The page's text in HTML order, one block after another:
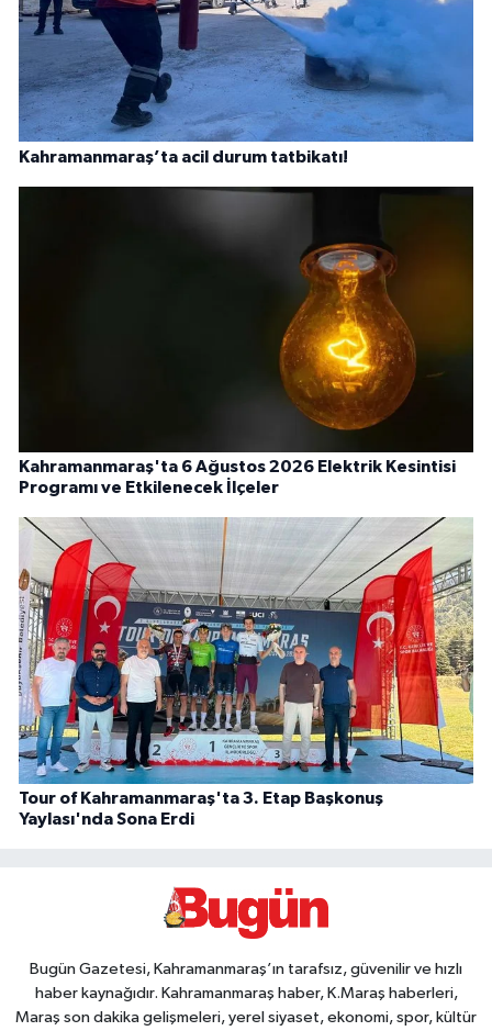
Kahramanmaraş’ta acil durum tatbikatı!
Kahramanmaraş'ta 6 Ağustos 2026 Elektrik Kesintisi
Programı ve Etkilenecek İlçeler
Tour of Kahramanmaraş'ta 3. Etap Başkonuş
Yaylası'nda Sona Erdi
Bugün Gazetesi, Kahramanmaraş’ın tarafsız, güvenilir ve hızlı
haber kaynağıdır. Kahramanmaraş haber, K.Maraş haberleri,
Maraş son dakika gelişmeleri, yerel siyaset, ekonomi, spor, kültür